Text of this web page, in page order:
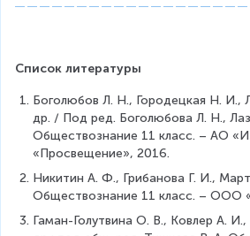
Список литературы
Боголюбов Л. Н., Городецкая Н. И.,
др. / Под ред. Боголюбова Л. Н.,
Обществознание 11 класс. – АО
«Просвещение», 2016.
Никитин А. Ф., Грибанова Г. И.,
Обществознание 11 класс. – ООО
Гаман-Голутвина О. В., Ковлер А.